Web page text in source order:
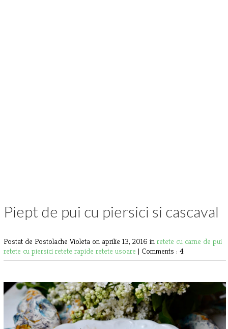
Piept de pui cu piersici si cascaval
Postat de Postolache Violeta on aprilie 13, 2016 in retete cu carne de pui
retete cu piersici retete rapide retete usoare | Comments : 4